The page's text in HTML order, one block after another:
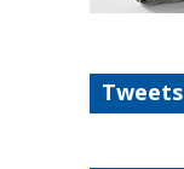
Tweets